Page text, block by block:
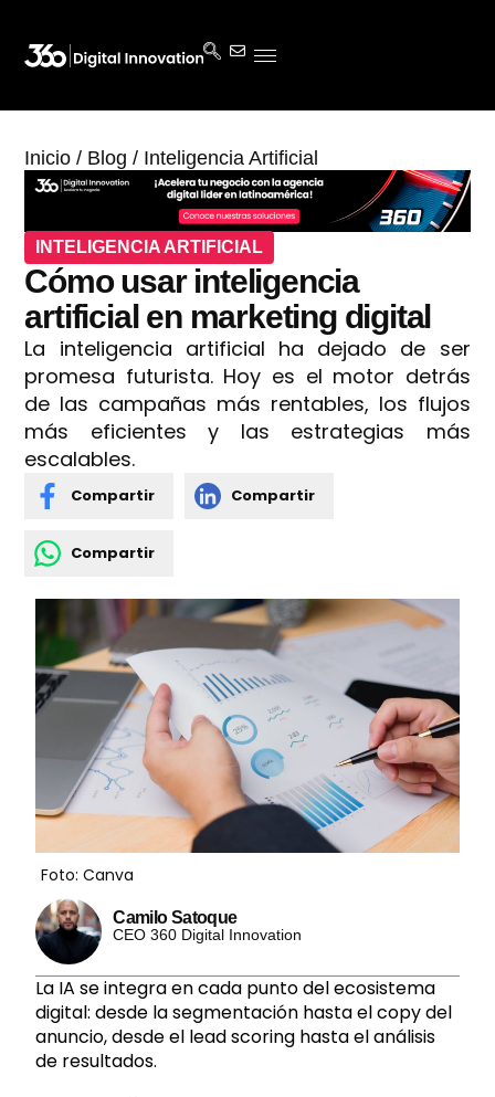
Inicio / Blog / Inteligencia Artificial
INTELIGENCIA ARTIFICIAL
Cómo usar inteligencia
artificial en marketing digital
La inteligencia artificial ha dejado de ser
promesa futurista. Hoy es el motor detrás
de las campañas más rentables, los flujos
más eficientes y las estrategias más
escalables.
Compartir Compartir
Compartir
Foto: Canva
Camilo Satoque
CEO 360 Digital Innovation
La IA se integra en cada punto del ecosistema
digital: desde la segmentación hasta el copy del
anuncio, desde el lead scoring hasta el análisis
de resultados.